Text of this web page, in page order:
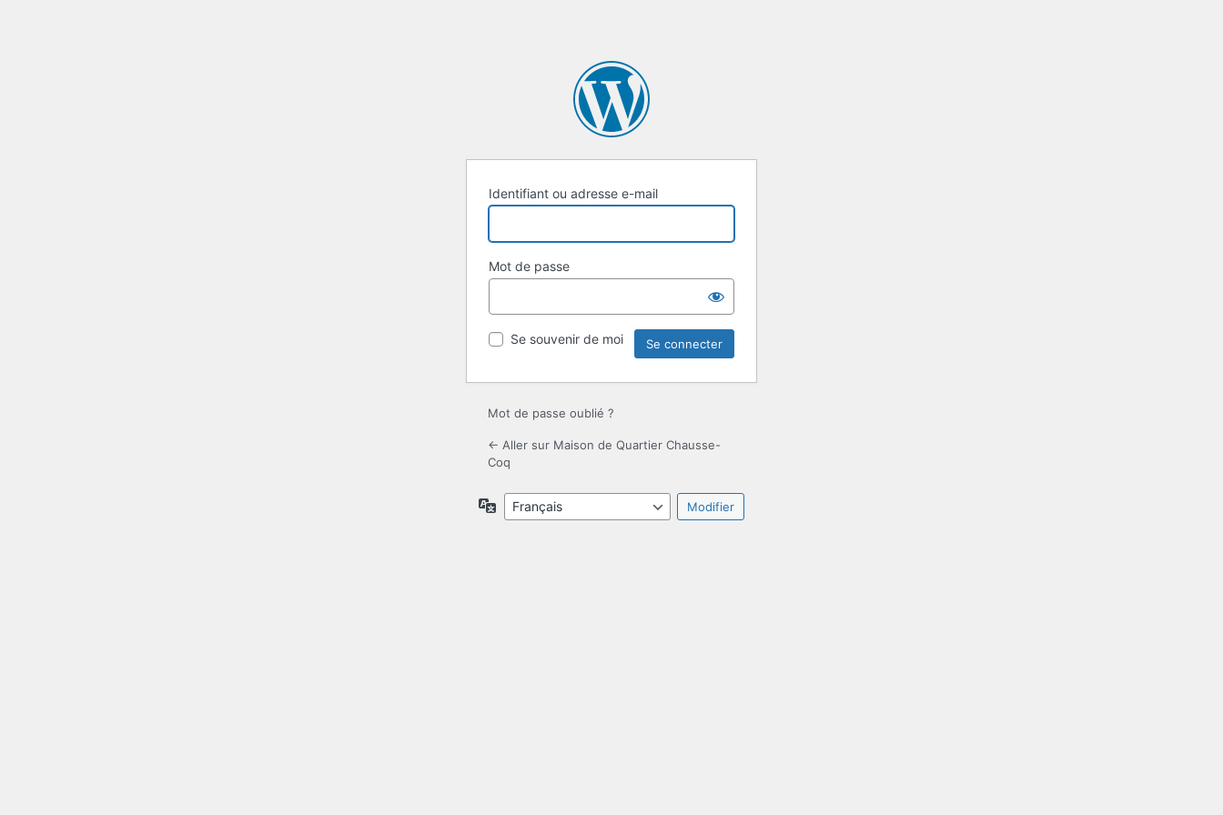
Identifiant ou adresse e-mail
Mot de passe
Se souvenir de moi
Mot de passe oublié ?
← Aller sur Maison de Quartier Chausse-
Coq
Langue